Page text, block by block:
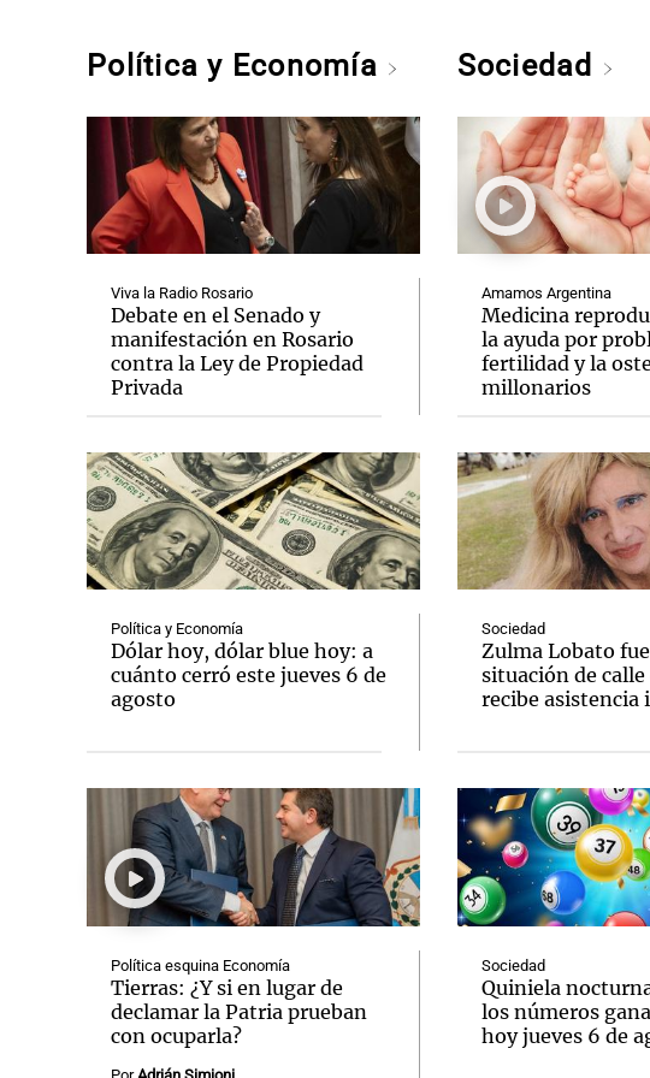
Política y Economía
Viva la Radio Rosario
Debate en el Senado y
manifestación en Rosario
contra la Ley de Propiedad
Privada
Política y Economía
Dólar hoy, dólar blue hoy: a
cuánto cerró este jueves 6 de
agosto
Política esquina Economía
Tierras: ¿Y si en lugar de
declamar la Patria prueban
con ocuparla?
Sociedad
Amamos Argentina
Medicina
la ayuda por
fertilidad y la
millonarios
Sociedad
Zulma Lobato
situación de calle
recibe asistencia
Sociedad
Quiniela
los números
hoy jueves 6 de
Notas